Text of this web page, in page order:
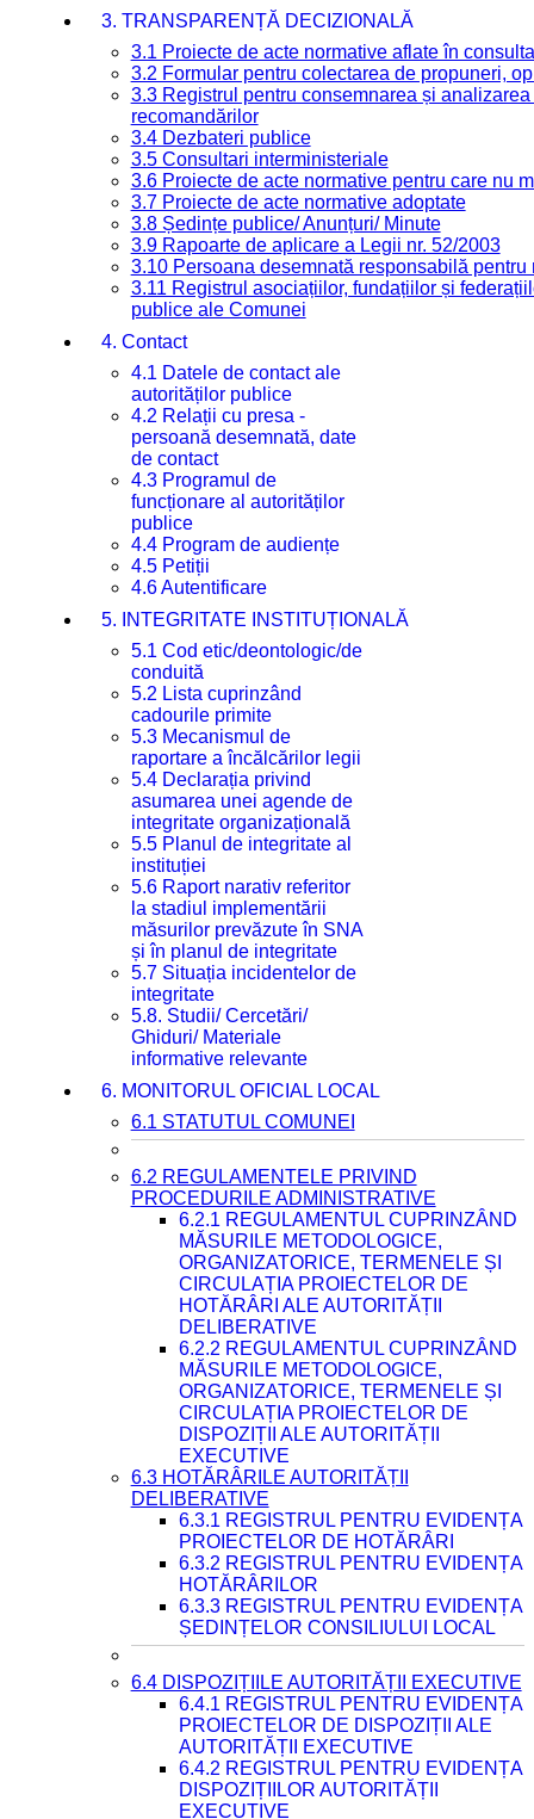
3. TRANSPARENȚĂ DECIZIONALĂ
3.1 Proiecte de acte normative aflate în
3.2 Formular pentru colectarea de propuneri,
3.3 Registrul pentru consemnarea și
recomandărilor
3.4 Dezbateri publice
3.5 Consultari interministeriale
3.6 Proiecte de acte normative pentru care nu
3.7 Proiecte de acte normative adoptate
3.8 Ședințe publice/ Anunțuri/ Minute
3.9 Rapoarte de aplicare a Legii nr. 52/2003
3.10 Persoana desemnată responsabilă
3.11 Registrul asociațiilor, fundațiilor și
publice ale Comunei
4. Contact
4.1 Datele de contact ale
autorităților publice
4.2 Relații cu presa -
persoană desemnată, date
de contact
4.3 Programul de
funcționare al autorităților
publice
4.4 Program de audiențe
4.5 Petiții
4.6 Autentificare
5. INTEGRITATE INSTITUȚIONALĂ
5.1 Cod etic/deontologic/de
conduită
5.2 Lista cuprinzând
cadourile primite
5.3 Mecanismul de
raportare a încălcărilor legii
5.4 Declarația privind
asumarea unei agende de
integritate organizațională
5.5 Planul de integritate al
instituției
5.6 Raport narativ referitor
la stadiul implementării
măsurilor prevăzute în SNA
și în planul de integritate
5.7 Situația incidentelor de
integritate
5.8. Studii/ Cercetări/
Ghiduri/ Materiale
informative relevante
6. MONITORUL OFICIAL LOCAL
6.1 STATUTUL COMUNEI
6.2 REGULAMENTELE PRIVIND
PROCEDURILE ADMINISTRATIVE
6.2.1 REGULAMENTUL CUPRINZÂND
MĂSURILE METODOLOGICE,
ORGANIZATORICE, TERMENELE ȘI
CIRCULAȚIA PROIECTELOR DE
HOTĂRÂRI ALE AUTORITĂȚII
DELIBERATIVE
6.2.2 REGULAMENTUL CUPRINZÂND
MĂSURILE METODOLOGICE,
ORGANIZATORICE, TERMENELE ȘI
CIRCULAȚIA PROIECTELOR DE
DISPOZIȚII ALE AUTORITĂȚII
EXECUTIVE
6.3 HOTĂRÂRILE AUTORITĂȚII
DELIBERATIVE
6.3.1 REGISTRUL PENTRU EVIDENȚA
PROIECTELOR DE HOTĂRÂRI
6.3.2 REGISTRUL PENTRU EVIDENȚA
HOTĂRÂRILOR
6.3.3 REGISTRUL PENTRU EVIDENȚA
ȘEDINȚELOR CONSILIULUI LOCAL
6.4 DISPOZIȚIILE AUTORITĂȚII EXECUTIVE
6.4.1 REGISTRUL PENTRU EVIDENȚA
PROIECTELOR DE DISPOZIȚII ALE
AUTORITĂȚII EXECUTIVE
6.4.2 REGISTRUL PENTRU EVIDENȚA
DISPOZIȚIILOR AUTORITĂȚII
EXECUTIVE